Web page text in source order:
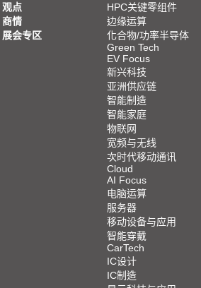
观点
商情
展会专区
HPC关键零组件
边缘运算
化合物/功率半导体
Green Tech
EV Focus
新兴科技
亚洲供应链
智能制造
智能家庭
物联网
宽频与无线
次时代移动通讯
Cloud
AI Focus
电脑运算
服务器
移动设备与应用
智能穿戴
CarTech
IC设计
IC制造